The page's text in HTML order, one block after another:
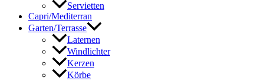
Servietten
Capri/Mediterran
Garten/Terrasse
Laternen
Windlichter
Kerzen
Körbe